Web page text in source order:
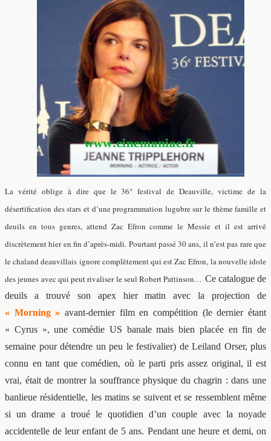
La vérité oblige à dire que le 36° festival de Deauville, victime de la
désertification des stars et d’une programmation lugubre sur le thème famille et
deuils en tous genres, attend Zac Efron comme le Messie et il est arrivé
discrètement hier en fin d’après-midi. Pourtant passé 30 ans, il n’est pas rare que
le chaland deauvillais ignore complètement qui est Zac Efron, la nouvelle idole
des jeunes avec qui peut rivaliser le seul Robert Pattinson… Ce catalogue de
deuils a trouvé son apex hier matin avec la projection de
« Morning » avant-dernier film en compétition (le dernier étant
« Cyrus », une comédie US banale mais bien placée en fin de
semaine pour détendre un peu le festivalier) de Leiland Orser, plus
connu en tant que comédien, où le parti pris assez original, il est
vrai, était de montrer la souffrance physique du chagrin : dans une
banlieue résidentielle, les matins se suivent et se ressemblent même
si un drame a troué le quotidien d’un couple avec la noyade
accidentelle de leur enfant de 5 ans. Pendant une heure et demi, on